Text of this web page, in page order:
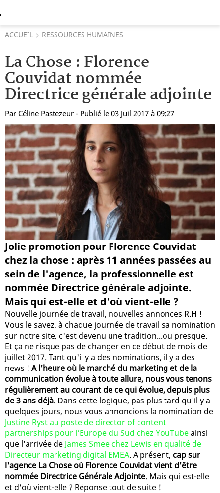
ACCUEIL RESSOURCES HUMAINES
La Chose : Florence
Couvidat nommée
Directrice générale adjointe
Par Céline Pastezeur - Publié le 03 Juil 2017 à 09:27
Jolie promotion pour Florence Couvidat
chez la chose : après 11 années passées au
sein de l'agence, la professionnelle est
nommée Directrice générale adjointe.
Mais qui est-elle et d'où vient-elle ?
Nouvelle journée de travail, nouvelles annonces R.H !
Vous le savez, à chaque journée de travail sa nomination
sur notre site, c'est devenu une tradition...ou presque.
Et ça ne risque pas de changer en ce début de mois de
juillet 2017. Tant qu'il y a des nominations, il y a des
news ! A l'heure où le marché du marketing et de la
communication évolue à toute allure, nous vous tenons
régulièrement au courant de ce qui évolue, depuis plus
de 3 ans déjà. Dans cette logique, pas plus tard qu'il y a
quelques jours, nous vous annoncions la nomination de
Justine Ryst au poste de director of content
partnerships pour l'Europe du Sud chez YouTubeainsi
que l'arrivée de James Smee chez Lewis en qualité de
Directeur marketing digital EMEA. A présent, cap sur
l'agence La Chose où Florence Couvidat vient d'être
nommée Directrice Générale Adjointe. Mais qui est-elle
et d'où vient-elle ? Réponse tout de suite !